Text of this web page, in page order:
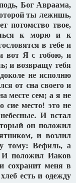
Бог Авраама,
ты лежишь,
потомство твое,
к морю и к
в тебе и
вот Я с тобою, и
и возвращу тебя
не исполню
от сна своего и
месте сем; а я не
сие место! это не
И встал
он положил
и возлил
тому: Вефиль, а
И положил Иаков
сохранит меня в
есть и одежду